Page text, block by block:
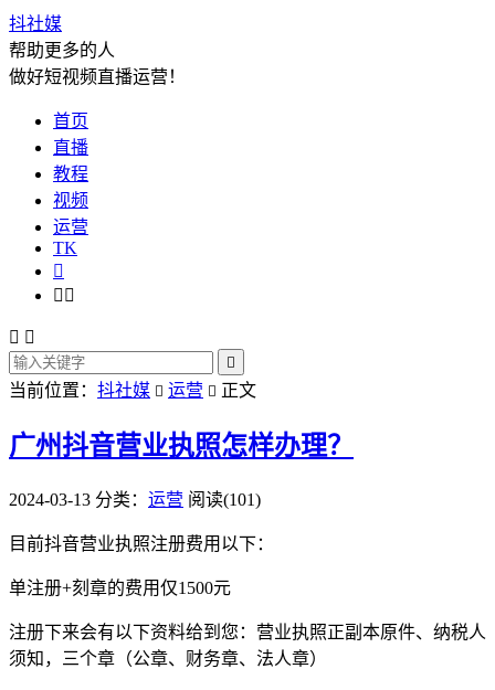
抖社媒
帮助更多的人
做好短视频直播运营！
首页
直播
教程
视频
运营
TK

 
 

当前位置： 抖社媒  运营  正文
广州抖音营业执照怎样办理？
2024-03-13 分类： 运营 阅读(101)
目前抖音营业执照注册费用以下：
单注册+刻章的费用仅1500元
注册下来会有以下资料给到您：营业执照正副本原件、纳税人
须知，三个章（公章、财务章、法人章）